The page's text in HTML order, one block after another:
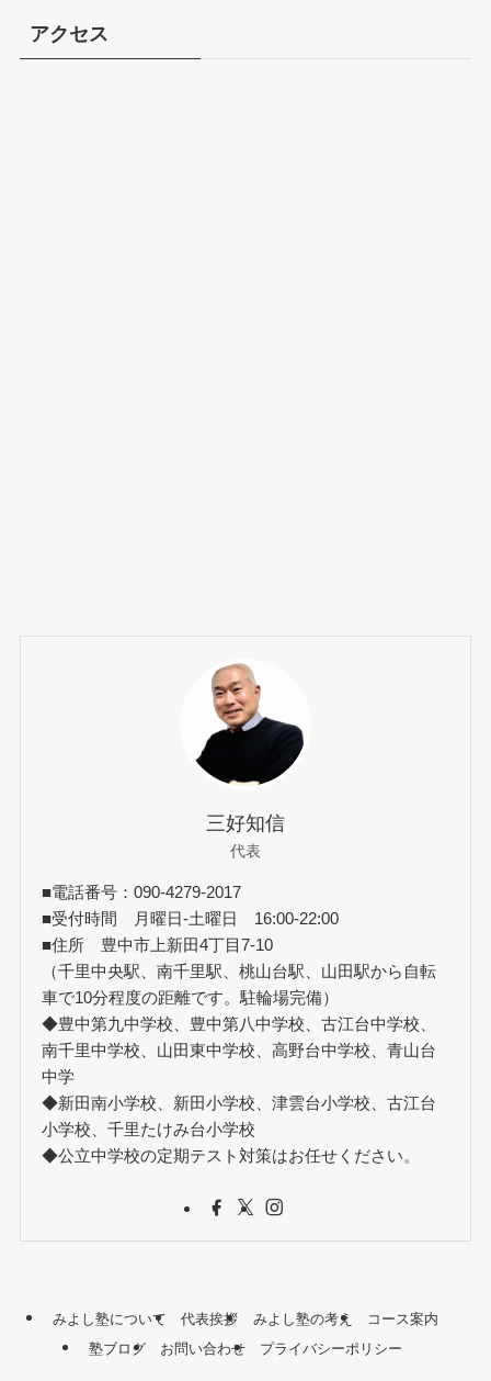
アクセス
三好知信
代表
■電話番号：090-4279-2017
■受付時間 月曜日-土曜日 16:00-22:00
■住所 豊中市上新田4丁目7-10
（千里中央駅、南千里駅、桃山台駅、山田駅から自転
車で10分程度の距離です。駐輪場完備）
◆豊中第九中学校、豊中第八中学校、古江台中学校、
南千里中学校、山田東中学校、高野台中学校、青山台
中学
◆新田南小学校、新田小学校、津雲台小学校、古江台
小学校、千里たけみ台小学校
◆公立中学校の定期テスト対策はお任せください。
みよし塾について 代表挨拶 みよし塾の考え
コース案内
塾ブログ
お問い合わせ プライバシーポリシー